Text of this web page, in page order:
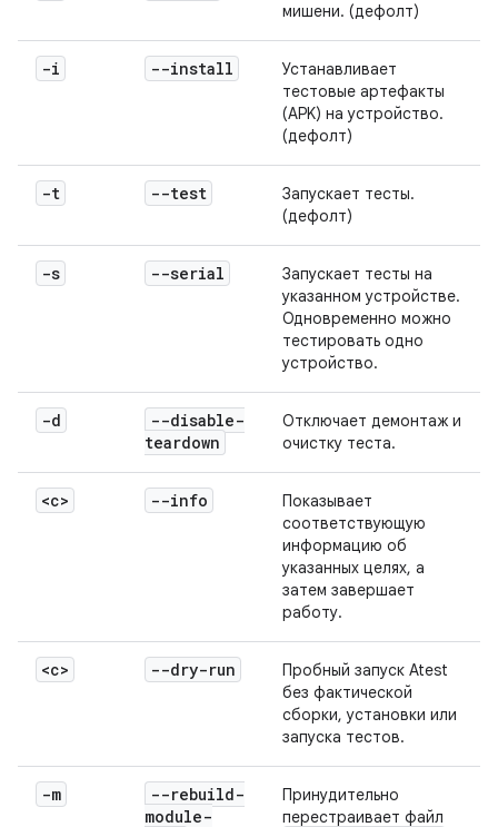
мишени. (дефолт)
-i --install
Устанавливает
тестовые артефакты
(APK) на устройство.
(дефолт)
-t --test
Запускает тесты.
(дефолт)
-s --serial
Запускает тесты на
указанном устройстве.
Одновременно можно
тестировать одно
устройство.
-d
--disable-
teardown
Отключает демонтаж и
очистку теста.
<c> --info
Показывает
соответствующую
информацию об
указанных целях, а
затем завершает
работу.
<c> --dry-run
Пробный запуск Atest
без фактической
сборки, установки или
запуска тестов.
-m
--rebuild-
module-
Принудительно
перестраивает файл